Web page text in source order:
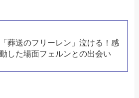
「葬送のフリーレン」泣ける！感
動した場面フェルンとの出会い